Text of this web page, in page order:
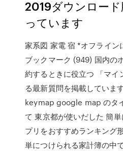
2019ダウンロー
っています
家系図 家電 宿 *オフライ
ブックマーク (949) 国内の
約するときに役立つ 「マイ
る最新質問を掲載していま
keymap google map のタ
て 東京都が使いだした 簡
プリをおすすめランキング
単につけられる家計簿の中